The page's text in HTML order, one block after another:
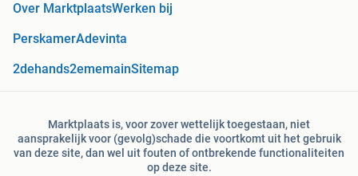
Over MarktplaatsWerken bij
PerskamerAdevinta
2dehands2ememainSitemap
Marktplaats is, voor zover wettelijk toegestaan, niet
aansprakelijk voor (gevolg)schade die voortkomt uit het gebruik
van deze site, dan wel uit fouten of ontbrekende functionaliteiten
op deze site.